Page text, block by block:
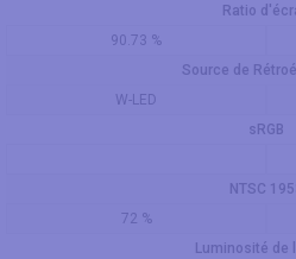
Ratio
90.73 %
Source de
W-LED
sRGB
NTSC
72 %
Luminosité de